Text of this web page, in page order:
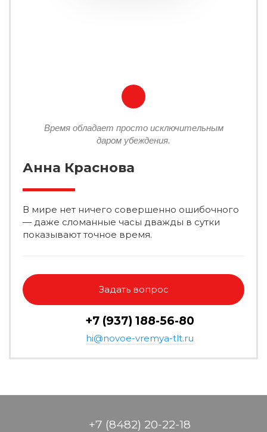
Время обладает просто исключительным
даром убеждения.
Анна Краснова
В мире нет ничего совершенно ошибочного
— даже сломанные часы дважды в сутки
показывают точное время.
Задать вопрос
+7 (937) 188-56-80
hi@novoe-vremya-tlt.ru
+7 (8482) 20-22-18